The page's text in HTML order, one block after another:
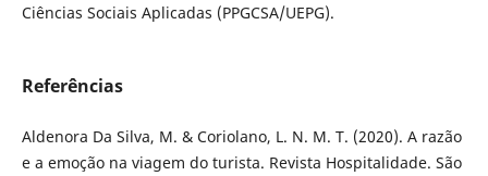
Ciências Sociais Aplicadas (PPGCSA/UEPG).
Referências
Aldenora Da Silva, M. & Coriolano, L. N. M. T. (2020). A razão
e a emoção na viagem do turista. Revista Hospitalidade. São